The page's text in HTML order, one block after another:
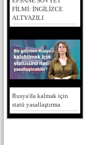
FİLMİ: İNGİLİZCE
ALTYAZILI
Rusya'da kalmak için
statü yasallaştırma